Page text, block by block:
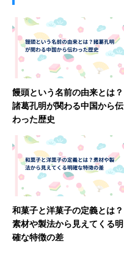
饅頭という名前の由来とは？
諸葛孔明が関わる中国から伝
わった歴史
和菓子と洋菓子の定義とは？
素材や製法から見えてくる明
確な特徴の差